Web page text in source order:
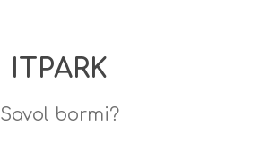
ITPARK
Savol bormi?